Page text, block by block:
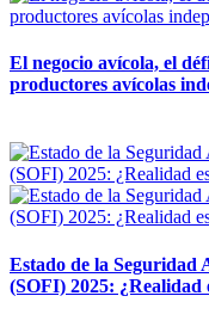
El negocio avícola, el
productores avícolas
Estado de la
(SOFI) 2025: ¿Realidad